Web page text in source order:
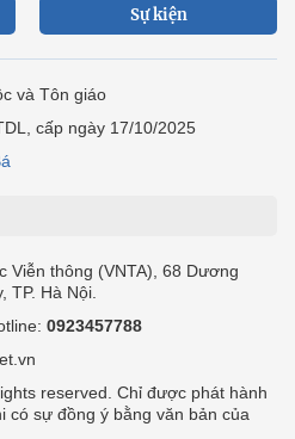
Sự kiện
và Tôn giáo
cấp ngày 17/10/2025
Viễn thông (VNTA), 68 Dương
TP. Hà Nội.
0923457788
reserved. Chỉ được phát hành
có sự đồng ý bằng văn bản của